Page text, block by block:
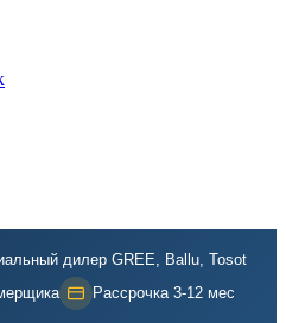
дилер GREE, Ballu, Tosot
Рассрочка 3-12 мес